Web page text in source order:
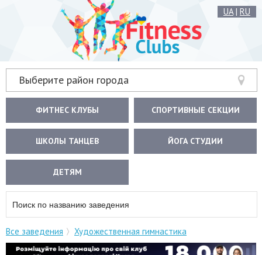
UA| RU
Выберите район города
ФИТНЕС КЛУБЫ СПОРТИВНЫЕ СЕКЦИИ
ШКОЛЫ ТАНЦЕВ ЙОГА СТУДИИ
ДЕТЯМ
Все заведения Художественная гимнастика